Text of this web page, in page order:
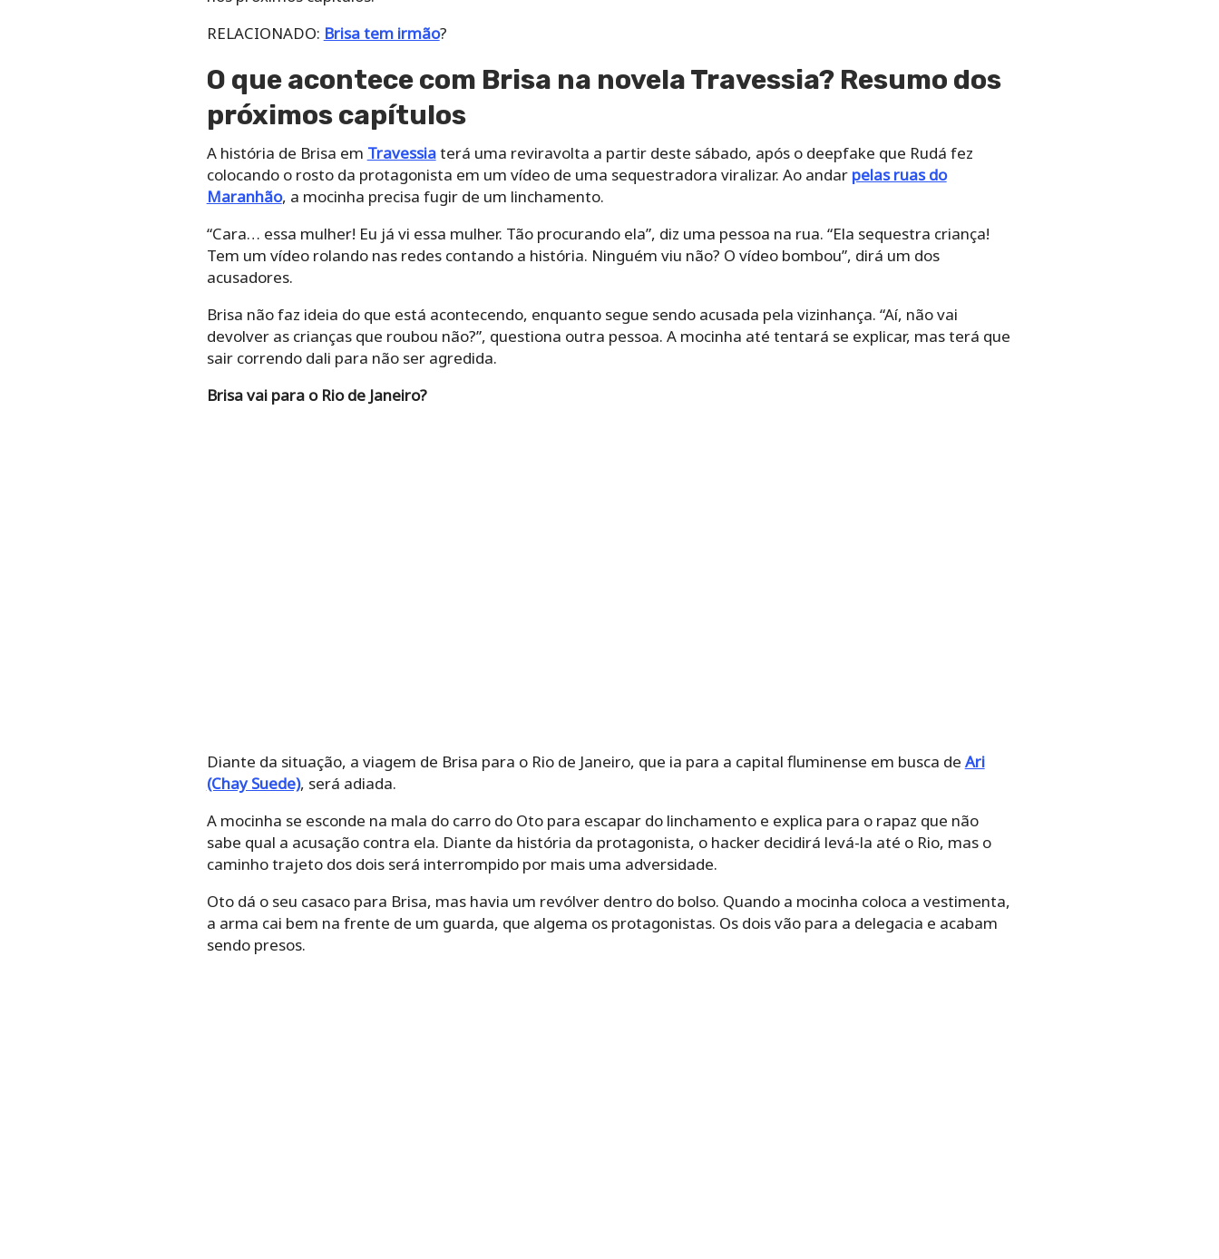
RELACIONADO: Brisa tem irmão?
O que acontece com Brisa na novela Travessia? Resumo dos
próximos capítulos
A história de Brisa em Travessiaterá uma reviravolta a partir deste sábado, após o deepfake que Rudá fez
colocando o rosto da protagonista em um vídeo de uma sequestradora viralizar. Ao andar pelas ruas do
Maranhão, a mocinha precisa fugir de um linchamento.
“Cara… essa mulher! Eu já vi essa mulher. Tão procurando ela”, diz uma pessoa na rua. “Ela sequestra criança!
Tem um vídeo rolando nas redes contando a história. Ninguém viu não? O vídeo bombou”, dirá um dos
acusadores.
Brisa não faz ideia do que está acontecendo, enquanto segue sendo acusada pela vizinhança. “Aí, não vai
devolver as crianças que roubou não?”, questiona outra pessoa. A mocinha até tentará se explicar, mas terá que
sair correndo dali para não ser agredida.
Brisa vai para o Rio de Janeiro?
Diante da situação, a viagem de Brisa para o Rio de Janeiro, que ia para a capital fluminense em busca de Ari
(Chay Suede), será adiada.
A mocinha se esconde na mala do carro do Oto para escapar do linchamento e explica para o rapaz que não
sabe qual a acusação contra ela. Diante da história da protagonista, o hacker decidirá levá-la até o Rio, mas o
caminho trajeto dos dois será interrompido por mais uma adversidade.
Oto dá o seu casaco para Brisa, mas havia um revólver dentro do bolso. Quando a mocinha coloca a vestimenta,
a arma cai bem na frente de um guarda, que algema os protagonistas. Os dois vão para a delegacia e acabam
sendo presos.